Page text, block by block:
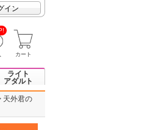
イン
カート
ライト
アダルト
天外君の